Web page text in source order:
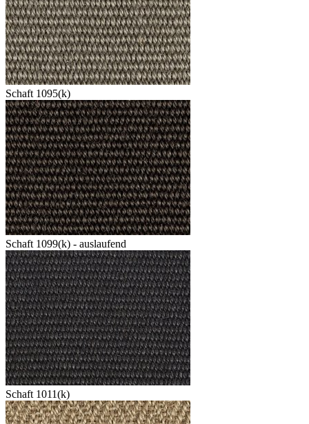
Schaft 1095(k)
Schaft 1099(k) - auslaufend
Schaft 1011(k)